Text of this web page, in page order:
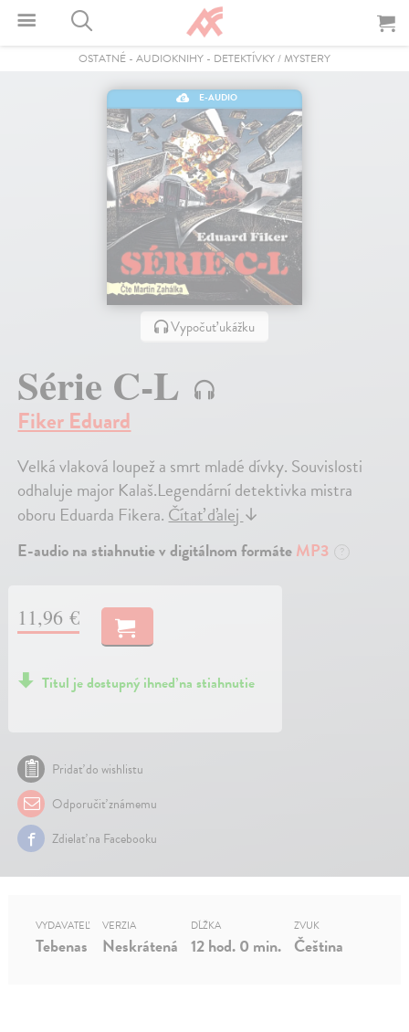
OSTATNÉ - AUDIOKNIHY - DETEKTÍVKY / MYSTERY
E-AUDIO
Vypočuť ukážku
Série C-L
Fiker Eduard
Velká vlaková loupež a smrt mladé dívky. Souvislosti
odhaluje major Kalaš.Legendární detektivka mistra
oboru Eduarda Fikera.Čítať ďalej↓
E-audio na stiahnutie v digitálnom formáteMP3 ?
11,96 €
Titul je dostupný ihneď na stiahnutie
Pridať do wishlistu
Odporučiť známemu
Zdielať na Facebooku
VYDAVATEĽ
Tebenas
VERZIA
Neskrátená
DĹŽKA
12 hod. 0 min.
ZVUK
Čeština